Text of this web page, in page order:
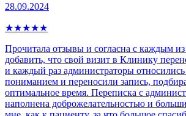
28.09.2024
★★★★★
Прочитала отзывы и согласна с каждым
добавить, что свой визит в Клинику
и каждый раз администраторы
пониманием и переносили запись,
оптимальное время. Переписка с
наполнена доброжелательностью и